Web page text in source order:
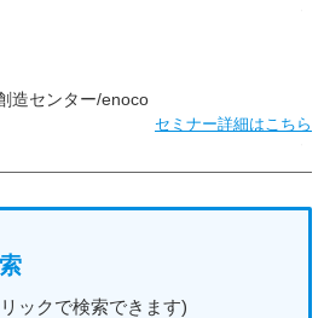
造センター/enoco
セミナー詳細はこちら
ックで検索できます)